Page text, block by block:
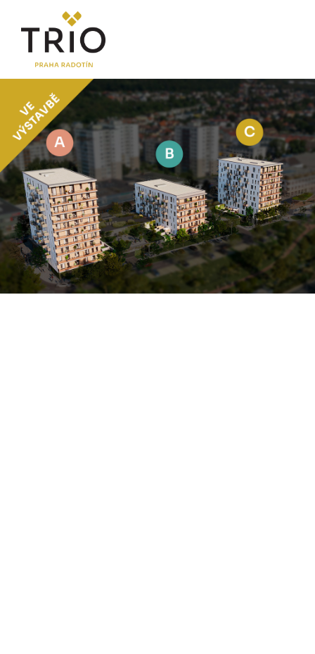
O PROJEKTU
Proč TRIO Radotín
FAQ sekce
Novinky
Postup koupě a financování
LOKALITA
CENÍK
Byty